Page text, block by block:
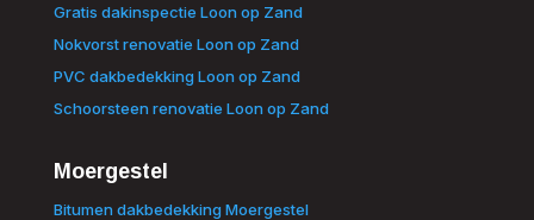
Gratis dakinspectie Loon op Zand
Nokvorst renovatie Loon op Zand
PVC dakbedekking Loon op Zand
Schoorsteen renovatie Loon op Zand
Moergestel
Bitumen dakbedekking Moergestel